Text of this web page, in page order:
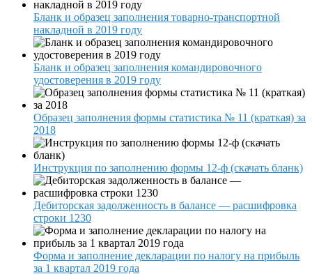
Бланк и образец заполнения товарно-транспортной
накладной в 2019 году
Бланк и образец заполнения командировочного
удостоверения в 2019 году
Образец заполнения формы статистика № 11 (краткая) за
2018
Инструкция по заполнению формы 12-ф (скачать бланк)
Дебиторская задолженность в балансе — расшифровка
строки 1230
Форма и заполнение декларации по налогу на прибыль
за 1 квартал 2019 года